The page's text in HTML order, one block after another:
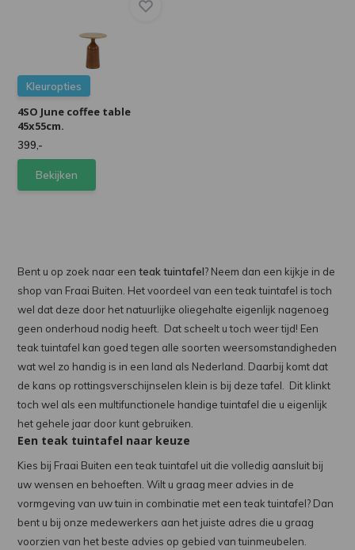
Kleuropties
4SO June coffee table
45x55cm.
399,-
Bekijken
Bent u op zoek naar eenteak tuintafel? Neem dan een kijkje in de
shop van Fraai Buiten. Het voordeel van een teak tuintafel is toch
wel dat deze door het natuurlijke oliegehalte eigenlijk nagenoeg
geen onderhoud nodig heeft. Dat scheelt u toch weer tijd! Een
teak tuintafel kan goed tegen alle soorten weersomstandigheden
wat wel zo handig is in een land als Nederland. Daarbij komt dat
de kans op rottingsverschijnselen klein is bij deze tafel. Dit klinkt
toch wel als een multifunctionele handige tuintafel die u eigenlijk
het gehele jaar door kunt gebruiken.
Een teak tuintafel naar keuze
Kies bij Fraai Buiten een teak tuintafel uit die volledig aansluit bij
uw wensen en behoeften. Wilt u graag meer advies in de
vormgeving van uw tuin in combinatie met een teak tuintafel? Dan
bent u bij onze medewerkers aan het juiste adres die u graag
voorzien van het beste advies op gebied van tuinmeubelen.